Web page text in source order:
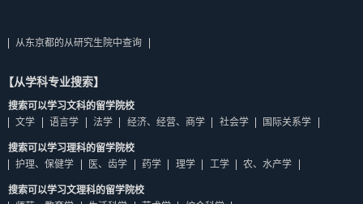
从东京都的从研究生院中查询
【从学科专业搜索】
搜索可以学习文科的留学院校
文学
语言学 法学 经济、经营、商学 社会学 国际关系学
搜索可以学习理科的留学院校
护理、保健学
医、齿学 药学 理学 工学 农、水产学
搜索可以学习文理科的留学院校